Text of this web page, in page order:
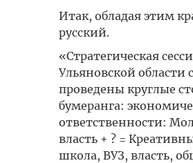
Итак, обладая этим
русский.
«Стратегическая
Ульяновской
проведены круглые
бумеранга:
ответственности:
власть + ? =
школа, ВУЗ, власть,